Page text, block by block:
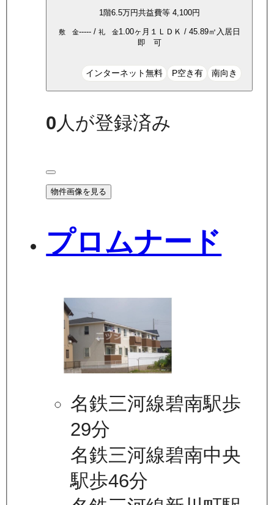
1階6.5万円共益費等 4,100円
敷 金-----/ 礼 金1.00ヶ月 １ＬＤＫ / 45.89㎡ 入居日
即 可
インターネット無料 P空き有 南向き
0 人が登録済み
物件画像を見る
プロムナード
名鉄三河線碧南駅歩
29分
名鉄三河線碧南中央
駅歩46分